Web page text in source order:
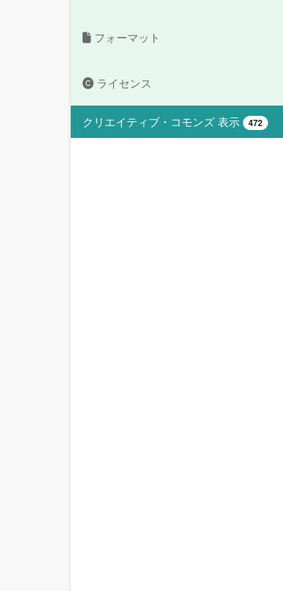
フォーマット
ライセンス
クリエイティブ・コモンズ 表示 472